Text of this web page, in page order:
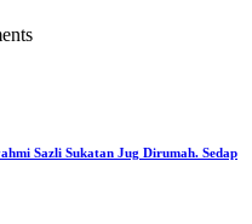
Sazli Sukatan Jug Dirumah. Sedap